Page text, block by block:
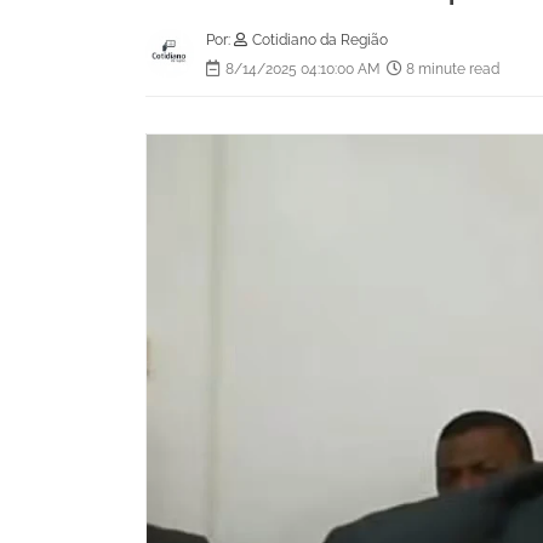
Por:
Cotidiano da Região
8/14/2025 04:10:00 AM
8 minute read